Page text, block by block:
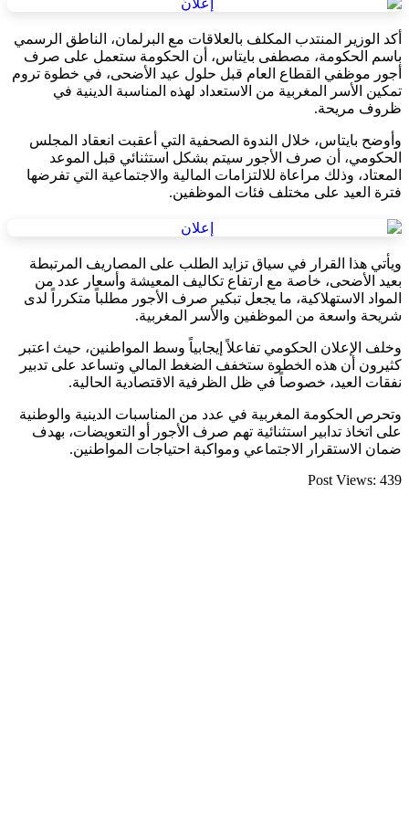
أكد الوزير المنتدب المكلف بالعلاقات مع البرلمان، الناطق الرسمي
باسم الحكومة، مصطفى بايتاس، أن الحكومة ستعمل على صرف
أجور موظفي القطاع العام قبل حلول عيد الأضحى، في خطوة تروم
تمكين الأسر المغربية من الاستعداد لهذه المناسبة الدينية في
ظروف مريحة.
وأوضح بايتاس، خلال الندوة الصحفية التي أعقبت انعقاد المجلس
الحكومي، أن صرف الأجور سيتم بشكل استثنائي قبل الموعد
المعتاد، وذلك مراعاة للالتزامات المالية والاجتماعية التي تفرضها
فترة العيد على مختلف فئات الموظفين.
ويأتي هذا القرار في سياق تزايد الطلب على المصاريف المرتبطة
بعيد الأضحى، خاصة مع ارتفاع تكاليف المعيشة وأسعار عدد من
المواد الاستهلاكية، ما يجعل تبكير صرف الأجور مطلباً متكرراً لدى
شريحة واسعة من الموظفين والأسر المغربية.
وخلف الإعلان الحكومي تفاعلاً إيجابياً وسط المواطنين، حيث اعتبر
كثيرون أن هذه الخطوة ستخفف الضغط المالي وتساعد على تدبير
نفقات العيد، خصوصاً في ظل الظرفية الاقتصادية الحالية.
وتحرص الحكومة المغربية في عدد من المناسبات الدينية والوطنية
على اتخاذ تدابير استثنائية تهم صرف الأجور أو التعويضات، بهدف
ضمان الاستقرار الاجتماعي ومواكبة احتياجات المواطنين.
Post Views: 439